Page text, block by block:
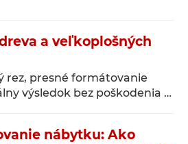
a veľkoplošných
rez, presné formátovanie
výsledok bez poškodenia …
nábytku: Ako